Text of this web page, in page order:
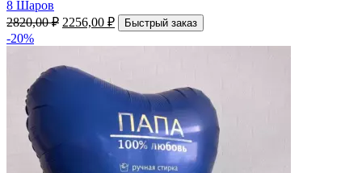
8 Шаров
2820,00₽ 2256,00 ₽ Быстрый заказ
-20%